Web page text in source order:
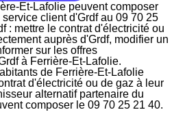
Et-Lafolie peuvent composer
client d'Grdf au 09 70 25
: mettre le contrat d'électricité ou
auprès d'Grdf, modifier un
sur les offres
à Ferrière-Et-Lafolie.
de Ferrière-Et-Lafolie
d'électricité ou de gaz à leur
alternatif partenaire du
composer le 09 70 25 21 40.